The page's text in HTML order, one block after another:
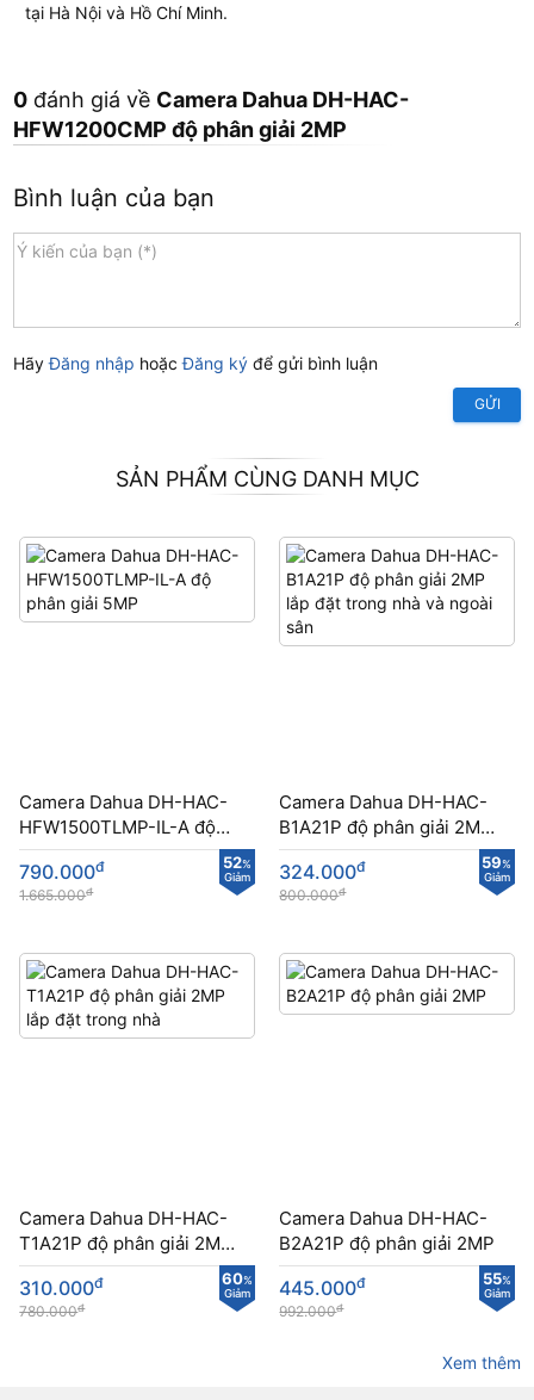
tại Hà Nội và Hồ Chí Minh.
0 đánh giá về Camera Dahua DH-HAC-
HFW1200CMP độ phân giải 2MP
Bình luận của bạn
HãyĐăng nhập hoặcĐăng ký để gửi bình luận
GỬI
SẢN PHẨM CÙNG DANH MỤC
Camera Dahua DH-HAC-
HFW1500TLMP-IL-A độ
phân giải 5MP
52%
Giảm
790.000đ
1.665.000đ
Camera Dahua DH-HAC-
B1A21P​​ độ phân giải 2MP
lắp đặt trong nhà và ngoài
sân
59%
Giảm
324.000đ
800.000đ
Camera Dahua DH-HAC-
T1A21P​​ độ phân giải 2MP
lắp đặt trong nhà
60%
Giảm
310.000đ
780.000đ
Camera Dahua DH-HAC-
B2A21P​ độ phân giải 2MP
55%
Giảm
445.000đ
992.000đ
Xem thêm